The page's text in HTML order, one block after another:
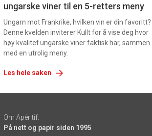
ungarske viner til en 5-retters meny
Ungarn mot Frankrike, hvilken vin er din favoritt?
Denne kvelden inviterer Kullt for å vise deg hvor
høy kvalitet ungarske viner faktisk har, sammen
med en utrolig meny.
Les hele saken
Om Apéritif:
På nett og papir siden 1995